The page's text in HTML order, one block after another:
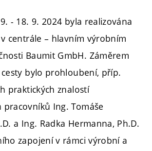
- 18. 9. 2024 byla realizována
centrále – hlavním výrobním
Baumit GmbH. Záměrem
bylo prohloubení, příp.
praktických znalostí
pracovníků Ing. Tomáše
a Ing. Radka Hermanna, Ph.D.
zapojení v rámci výrobní a